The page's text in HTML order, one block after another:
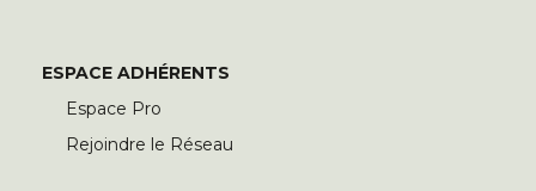
ESPACE ADHÉRENTS
Espace Pro
Rejoindre le Réseau